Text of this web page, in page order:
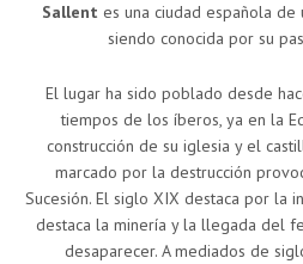
Sallent es una ciudad española de
siendo conocida por su
El lugar ha sido poblado desde
tiempos de los íberos, ya en la
construcción de su iglesia y el
marcado por la destrucción
Sucesión. El siglo XIX destaca por la
destaca la minería y la llegada del
desaparecer. A mediados de